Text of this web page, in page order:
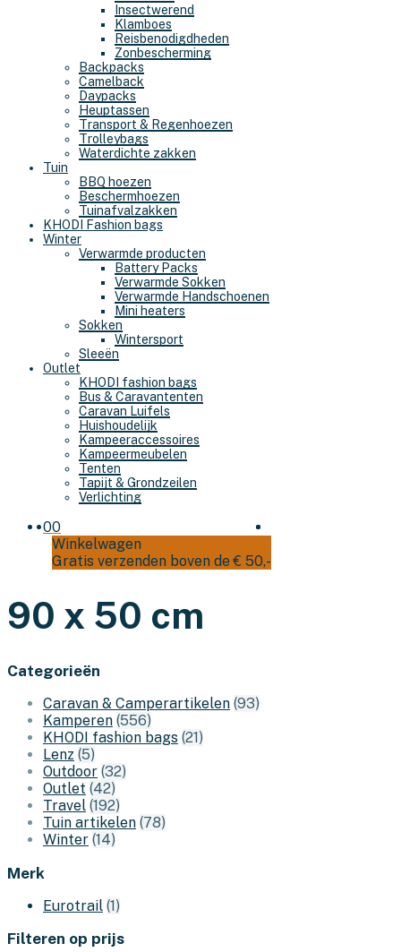
Insectwerend
Klamboes
Reisbenodigdheden
Zonbescherming
Backpacks
Camelback
Daypacks
Heuptassen
Transport & Regenhoezen
Trolleybags
Waterdichte zakken
Tuin
BBQ hoezen
Beschermhoezen
Tuinafvalzakken
KHODI Fashion bags
Winter
Verwarmde producten
Battery Packs
Verwarmde Sokken
Verwarmde Handschoenen
Mini heaters
Sokken
Wintersport
Sleeën
Outlet
KHODI fashion bags
Bus & Caravantenten
Caravan Luifels
Huishoudelijk
Kampeeraccessoires
Kampeermeubelen
Tenten
Tapijt & Grondzeilen
Verlichting
00
Winkelwagen
Gratis verzenden boven de € 50,-
90 x 50 cm
Categorieën
Caravan & Camperartikelen (93)
Kamperen (556)
KHODI fashion bags (21)
Lenz (5)
Outdoor (32)
Outlet (42)
Travel (192)
Tuin artikelen (78)
Winter (14)
Merk
Eurotrail (1)
Filteren op prijs